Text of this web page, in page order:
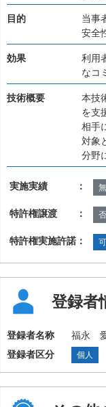
目的
当事
安全
効果
利用
なコ
技術概要
本技
を支
相手
対象
分野
実施実績 ： 無
特許権譲渡 ： 否
特許権実施許諾： 可
登録者
登録者名称
福永
登録者区分
個人